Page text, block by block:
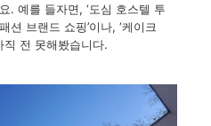
. 예를 들자면, ‘도심 호스텔 투
패션 브랜드 쇼핑’이나, ‘케이크
직 전 못해봤습니다.